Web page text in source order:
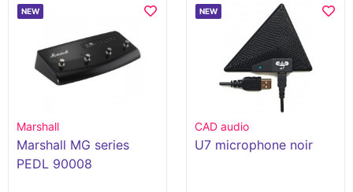
NEW
Marshall
Marshall MG series
PEDL 90008
NEW
CAD audio
U7 microphone noir